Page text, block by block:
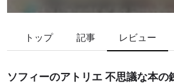
トップ 記事 レビュー
ソフィーのアトリエ 不思議な本の